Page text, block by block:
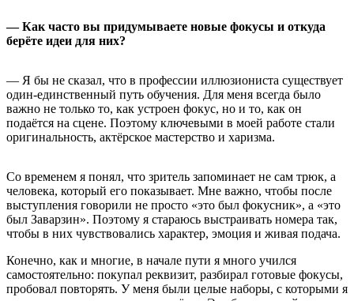
— Как часто вы придумываете новые фокусы и откуда
берёте идеи для них?
— Я бы не сказал, что в профессии иллюзиониста существует
один-единственный путь обучения. Для меня всегда было
важно не только то, как устроен фокус, но и то, как он
подаётся на сцене. Поэтому ключевыми в моей работе стали
оригинальность, актёрское мастерство и харизма.
Со временем я понял, что зритель запоминает не сам трюк, а
человека, который его показывает. Мне важно, чтобы после
выступления говорили не просто «это был фокусник», а «это
был Заварзин». Поэтому я стараюсь выстраивать номера так,
чтобы в них чувствовались характер, эмоция и живая подача.
Конечно, как и многие, в начале пути я много учился
самостоятельно: покупал реквизит, разбирал готовые фокусы,
пробовал повторять. У меня были целые наборы, с которыми я